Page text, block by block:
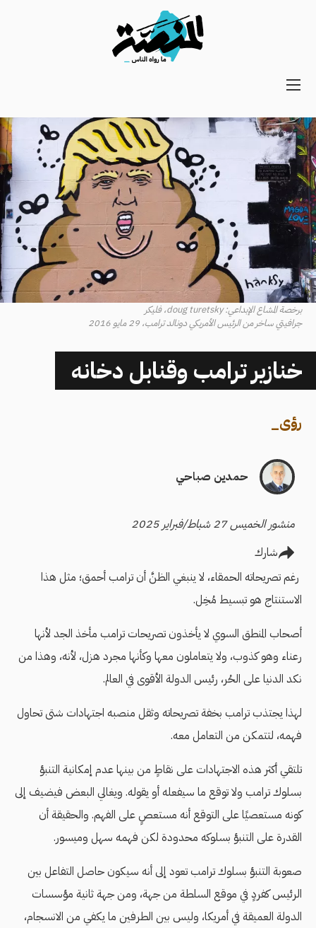
Main
Secondary
Navigation
برخصة المشاع الإبداعي: doug turetsky، فليكر
جرافيتي ساخر من الرئيس الأمريكي دونالد ترامب، 29 مايو 2016
خنازير ترامب وقنابل دخانه
رؤى_
حمدين صباحي
منشور الخميس 27 شباط/فبراير 2025
شارك
رغم تصريحاته الحمقاء، لا ينبغي الظنَّ أن ترامب أحمق؛ مثل هذا
الاستنتاج هو تبسيط مُخِل.
أصحاب المنطق السوي لا يأخذون تصريحات ترامب مأخذ الجد لأنها
رعناء وهو كذوب، ولا يتعاملون معها وكأنها مجرد هزل، لأنه، وهذا من
نكد الدنيا على الحُر، رئيس الدولة الأقوى في العالم.
لهذا يجتذب ترامب بخفة تصريحاته وثقل منصبه اجتهادات شتى تحاول
فهمه، لتتمكن من التعامل معه.
تلتقي أكثر هذه الاجتهادات على نقاطٍ من بينها عدم إمكانية التنبؤ
بسلوك ترامب ولا توقع ما سيفعله أو يقوله. ويغالي البعض فيضيف إلى
كونه مستعصيًا على التوقع أنه مستعصٍ على الفهم. والحقيقة أن
القدرة على التنبؤ بسلوكه محدودة لكن فهمه سهل وميسور.
صعوبة التنبؤ بسلوك ترامب تعود إلى أنه سيكون حاصل التفاعل بين
الرئيس كفردٍ في موقع السلطة من جهة، ومن جهة ثانية مؤسسات
الدولة العميقة في أمريكا، وليس بين الطرفين ما يكفي من الانسجام،